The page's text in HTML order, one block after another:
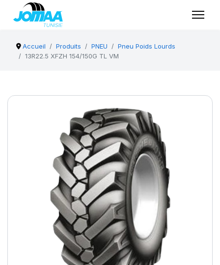
Accueil Produits PNEU
Pneu Poids Lourds
13R22.5 XFZH 154/150G TL VM